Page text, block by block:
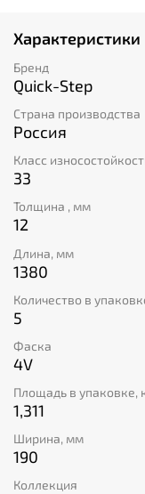
заказ прямо
Новинка от
Impressive ULTRA
Производится в
качества. Класс
долгий срок
Стильный дизайн
подчеркнёт
Удобные размеры
мм) упрощают
эффективно
Фасочная
Характеристики
Бренд
Quick-Step
Страна производства
Россия
Класс
33
Толщина , мм
12
Длина, мм
1380
Количество в
5
Фаска
4V
Площадь в упаковке,
1,311
Ширина, мм
190
Коллекция